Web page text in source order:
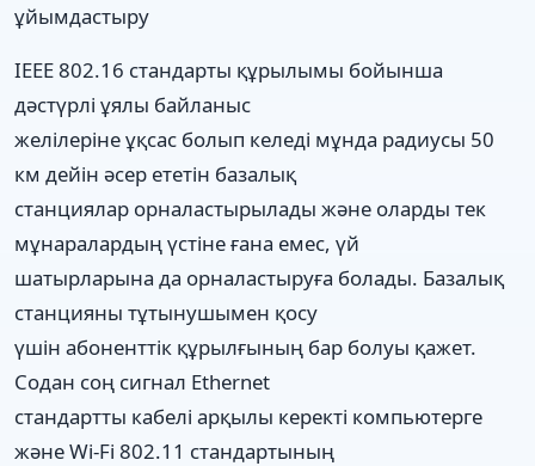
ұйымдастыру
IEEE 802.16 стандарты құрылымы бойынша
дәстүрлі ұялы байланыс
желілеріне ұқсас болып келеді мұнда радиусы 50
км дейін әсер ететін базалық
станциялар орналастырылады және оларды тек
мұнаралардың үстіне ғана емес, үй
шатырларына да орналастыруға болады. Базалық
станцияны тұтынушымен қосу
үшін абоненттік құрылғының бар болуы қажет.
Содан соң сигнал Ethernet
стандартты кабелі арқылы керекті компьютерге
және Wi-Fi 802.11 стандартының